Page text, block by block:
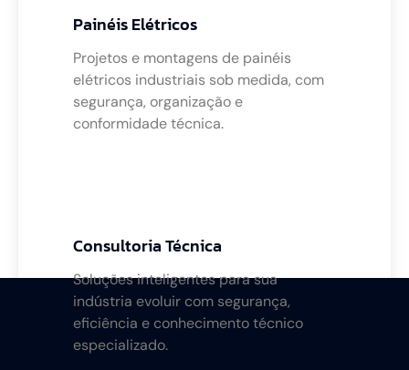
Painéis Elétricos
Projetos e montagens de painéis
elétricos industriais sob medida, com
segurança, organização e
conformidade técnica.
Consultoria Técnica
Soluções inteligentes para sua
indústria evoluir com segurança,
eficiência e conhecimento técnico
especializado.